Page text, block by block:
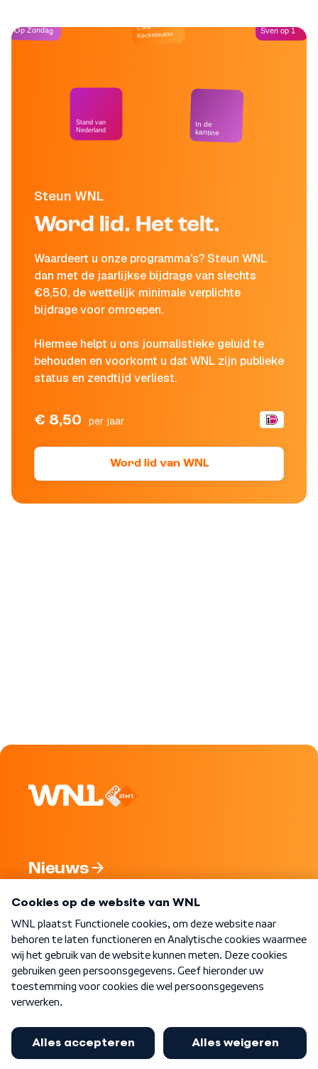
Steun WNL
Word lid. Het telt.
Waardeert u onze programma's? Steun WNL
dan met de jaarlijkse bijdrage van slechts
€8,50, de wettelijk minimale verplichte
bijdrage voor omroepen.
Hiermee helpt u ons journalistieke geluid te
behouden en voorkomt u dat WNL zijn publieke
status en zendtijd verliest.
€ 8,50 per jaar
Word lid van WNL
Op Zondag
Stand van
Nederland
Café
Kockelmann
In de
kantine
Sven op 1
Nieuws
Nieuwsbrief
Word Lid